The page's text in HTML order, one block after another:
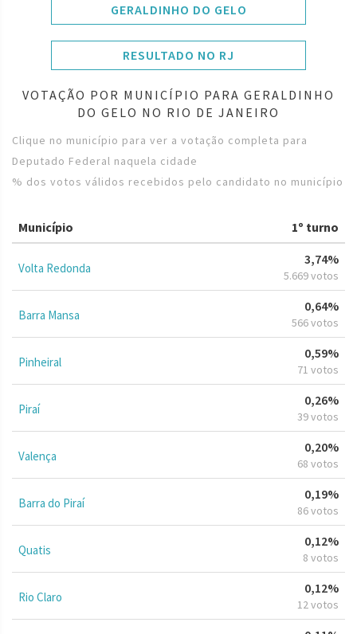
GERALDINHO DO GELO
RESULTADO NO RJ
VOTAÇÃO POR MUNICÍPIO PARA GERALDINHO
DO GELO NO RIO DE JANEIRO
Clique no município para ver a votação completa para
Deputado Federal naquela cidade
% dos votos válidos recebidos pelo candidato no município
Município 1º turno
Volta Redonda
3,74%
5.669 votos
Barra Mansa
0,64%
566 votos
Pinheiral
0,59%
71 votos
Piraí
0,26%
39 votos
Valença
0,20%
68 votos
Barra do Piraí
0,19%
86 votos
Quatis
0,12%
8 votos
Rio Claro
0,12%
12 votos